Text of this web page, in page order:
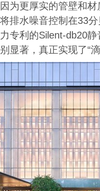
因为更厚实的管壁和
将排水噪音控制在33
力专利的Silent-db20
别显著，真正实现了“